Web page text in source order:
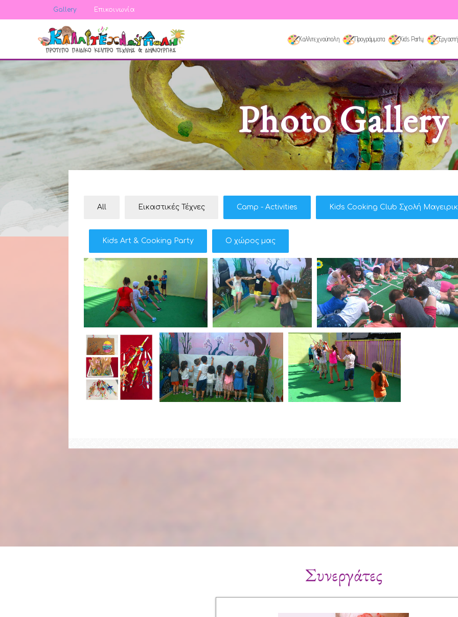
Gallery Επικοινωνία
Καλλιτεχνούπολη Προγράμματα Kids Party
Photo Gallery
All Εικαστικές Τέχνες Camp - Activities Kids Cooking Club Σχολή
Kids Art & Cooking Party Ο χώρος μας
Συνεργάτες